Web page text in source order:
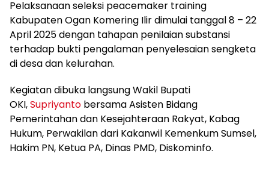
lebih
eksklusif,
bergaya
trendi,
mengandung
unsur
gaya
hidup,
hiburan,
bebas
dari
Pelaksanaan seleksi peacemaker training
Kabupaten Ogan Komering Ilir dimulai tanggal 8 – 22
April 2025 dengan tahapan penilaian substansi
terhadap bukti pengalaman penyelesaian sengketa
di desa dan kelurahan.
Kegiatan dibuka langsung Wakil Bupati
OKI,Supriyanto bersama Asisten Bidang
Pemerintahan dan Kesejahteraan Rakyat, Kabag
Hukum, Perwakilan dari Kakanwil Kemenkum Sumsel,
Hakim PN, Ketua PA, Dinas PMD, Diskominfo.